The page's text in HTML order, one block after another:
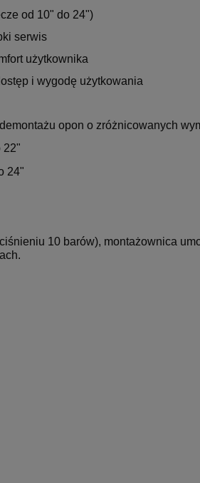
od 10" do 24")
serwis
użytkownika
i wygodę użytkowania
opon o zróżnicowanych
22"
24"
10 barów), montażownica